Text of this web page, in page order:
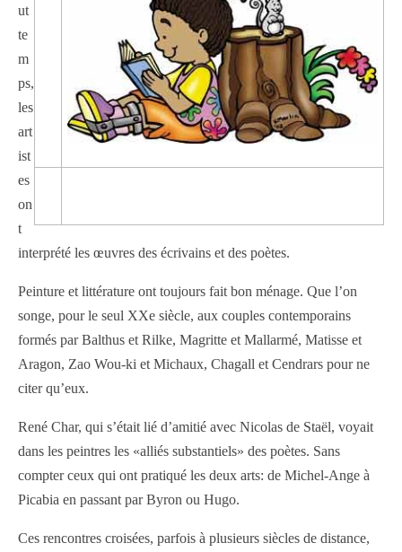
ut
te
m
ps,
les
art
ist
es
on
t
interprété les œuvres des écrivains et des poètes.
Peinture et littérature ont toujours fait bon ménage. Que l’on
songe, pour le seul XXe siècle, aux couples contemporains
formés par Balthus et Rilke, Magritte et Mallarmé, Matisse et
Aragon, Zao Wou-ki et Michaux, Chagall et Cendrars pour ne
citer qu’eux.
René Char, qui s’était lié d’amitié avec Nicolas de Staël, voyait
dans les peintres les «alliés substantiels» des poètes. Sans
compter ceux qui ont pratiqué les deux arts: de Michel-Ange à
Picabia en passant par Byron ou Hugo.
Ces rencontres croisées, parfois à plusieurs siècles de distance,